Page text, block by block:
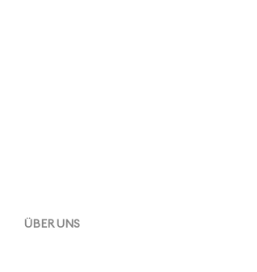
ÜBER UNS